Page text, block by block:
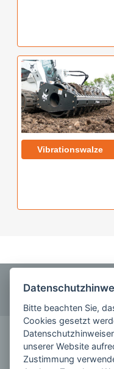
Vibrationswalze
Bitte beachten Sie,
Cookies gesetzt
unserer Website
Zustimmung